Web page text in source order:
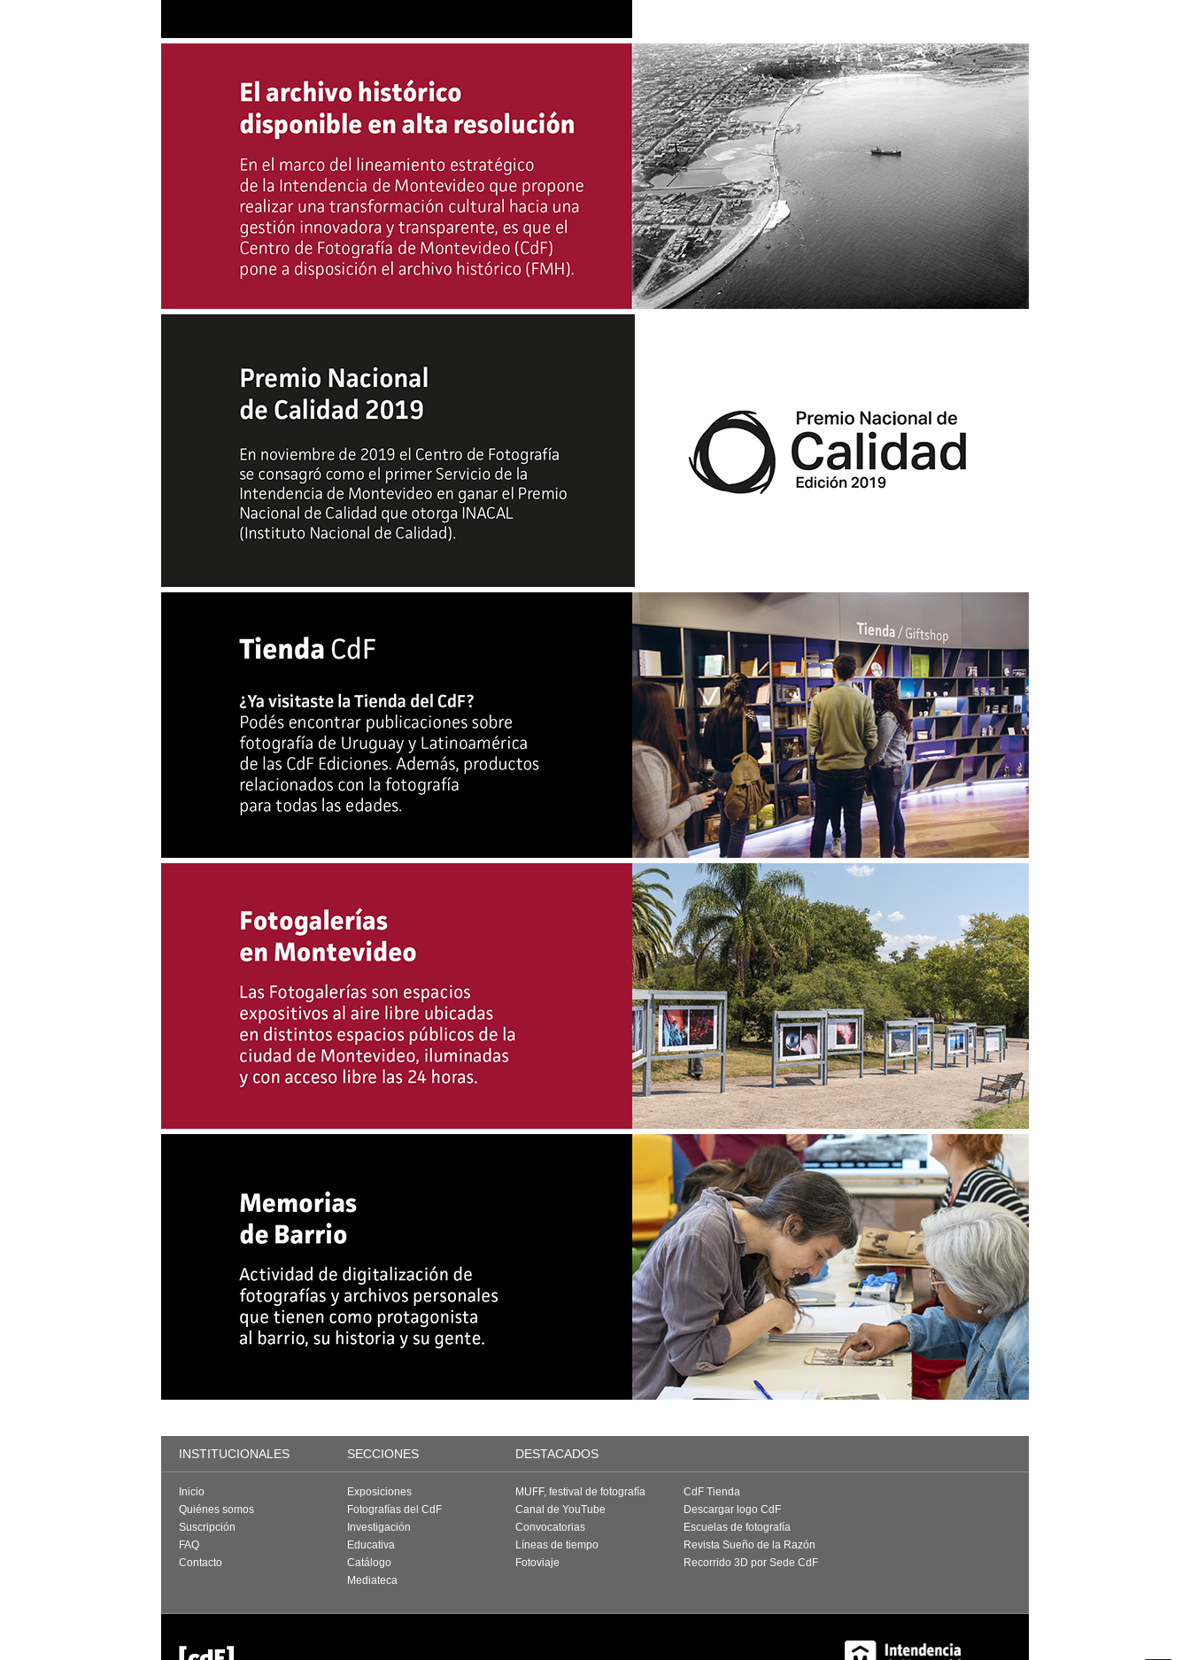
INSTITUCIONALES SECCIONES DESTACADOS
Inicio
Quiénes somos
Suscripción
FAQ
Contacto
Exposiciones
Fotografías del CdF
Investigación
Educativa
Catálogo
Mediateca
MUFF, festival de fotografía
Canal de YouTube
Convocatorias
Líneas de tiempo
Fotoviaje
CdF Tienda
Descargar logo CdF
Escuelas de fotografía
Revista Sueño de la Razón
Recorrido 3D por Sede CdF